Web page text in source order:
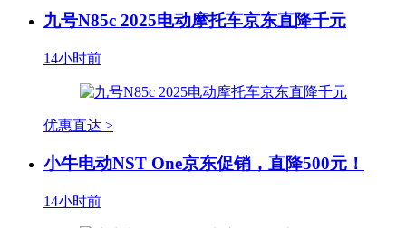
九号N85c 2025电动摩托车京东直降千元
14小时前
优惠直达 >
小牛电动NST One京东促销，直降500元！
14小时前